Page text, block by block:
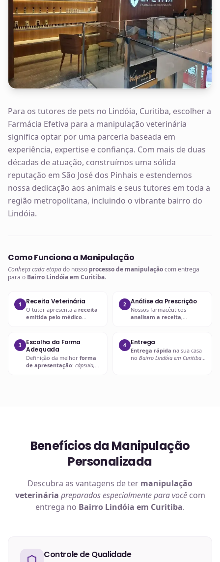
Para os tutores de pets no Lindóia, Curitiba, escolher a
Farmácia Efetiva para a manipulação veterinária
significa optar por uma parceria baseada em
experiência, expertise e confiança. Com mais de duas
décadas de atuação, construímos uma sólida
reputação em São José dos Pinhais e estendemos
nossa dedicação aos animais e seus tutores em toda a
região metropolitana, incluindo o vibrante bairro do
Lindóia.
Como Funciona a Manipulação
Conheça cada etapado nosso processo de manipulaçãocom entrega
para o Bairro Lindóia em Curitiba.
1 Receita Veterinária
O tutor apresenta a receita
emitida pelo médico
2 Análise da Prescrição
Nossos farmacêuticos
analisam a receita,
compatibilidade
3
Escolha da Forma
Adequada
Definição da melhor forma
de apresentação: cápsula,
4 Entrega
Entrega rápida na sua casa
no Bairro Lindóia em Curitiba
Benefícios da Manipulação
Personalizada
Descubra as vantagens de ter manipulação
veterinária preparados especialmente para vocêcom
entrega no Bairro Lindóia em Curitiba.
Controle de Qualidade